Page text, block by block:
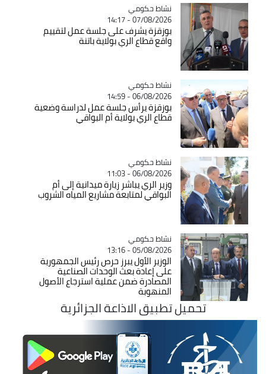
Catégorie
نشاط حكومي
07/08/2026 - 14:17
بوزقزة يشرف على جلسة عمل لتقييم
واقع قطاع الري بولاية باتنة
Catégorie
نشاط حكومي
06/08/2026 - 14:59
بوزقزة يرأس جلسة عمل لدراسة وضعية
قطاع الري بولاية أم البواقي
Catégorie
نشاط حكومي
06/08/2026 - 11:03
وزير الري يباشر زيارة ميدانية إلى أم
البواقي لمتابعة مشاريع المياه الشروب
Catégorie
نشاط حكومي
05/08/2026 - 13:16
الوزير الأول يبرز حرص رئيس الجمهورية
على إعادة بعث الوحدات الصناعية
المصادرة ضمن عملية استرجاع الأصول
المنهوبة
تحميل تطبيق الاذاعة الجزائرية